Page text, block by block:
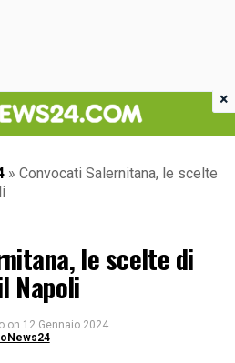
» Convocati Salernitana, le scelte
le scelte di
Napoli
on 12 Gennaio 2024
×